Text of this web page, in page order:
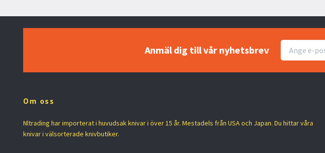
Anmäl dig till vår nyhetsbrev
Om oss
Nltrading har importerat i huvudsak knivar i över 15 år. Mestadels från USA och Japan. Du hittar våra
knivar i välsorterade knivbutiker.